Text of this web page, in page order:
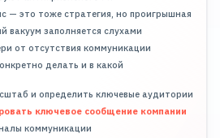
— это тоже стратегия, но проигрышная
вакуум заполняется слухами
от отсутствия коммуникации
делать и в какой
и определить ключевые аудитории
ключевое сообщение компании
коммуникации